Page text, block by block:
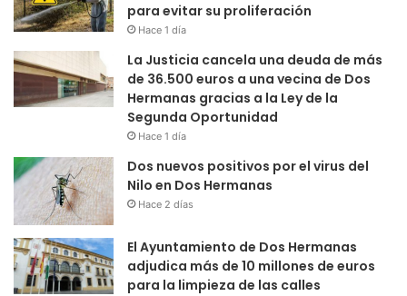
para evitar su proliferación
Hace 1 día
La Justicia cancela una deuda de más
de 36.500 euros a una vecina de Dos
Hermanas gracias a la Ley de la
Segunda Oportunidad
Hace 1 día
Dos nuevos positivos por el virus del
Nilo en Dos Hermanas
Hace 2 días
El Ayuntamiento de Dos Hermanas
adjudica más de 10 millones de euros
para la limpieza de las calles